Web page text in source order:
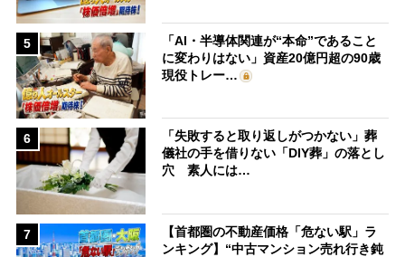
5
「AI・半導体関連が“本命”であること
に変わりはない」資産20億円超の90歳
現役トレー…
6
「失敗すると取り返しがつかない」葬
儀社の手を借りない「DIY葬」の落とし
穴 素人には…
7
【首都圏の不動産価格「危ない駅」ラ
ンキング】“中古マンション売れ行き鈍